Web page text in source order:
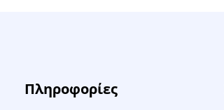
Πληροφορίες